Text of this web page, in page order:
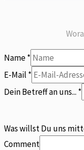
Name*
E-
Mail
E-Mail *
Dein Betreff an uns... *
Was willst Du uns
Comment